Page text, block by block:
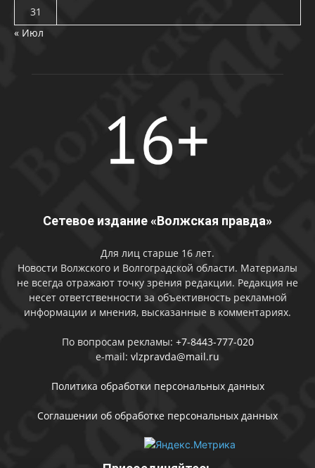
31
« Июл
Сетевое издание «Волжская правда»
Для лиц старше 16 лет.
Новости Волжского и Волгоградской области. Материалы
не всегда отражают точку зрения редакции. Редакция не
несет ответственности за объективность рекламной
информации и мнения, высказанные в комментариях.
По вопросам рекламы: +7-8443-777-020
e-mail: vlzpravda@mail.ru
Политика обработки персональных данных
Соглашении об обработке персональных данных